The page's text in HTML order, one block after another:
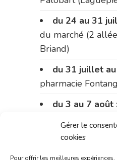
Gérer le
cookies
Pour offrir les meilleures
du 24 au 31
du marché (2
Briand)
du 31 juillet
pharmacie
du 3 au 7 août
Charignon-
du 7 au 14 août :
Bonnemaire (rue